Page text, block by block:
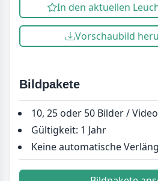
In den aktuellen
Vorschaubild
Bildpakete
10, 25 oder 50 Bilder /
Gültigkeit: 1 Jahr
Keine automatische